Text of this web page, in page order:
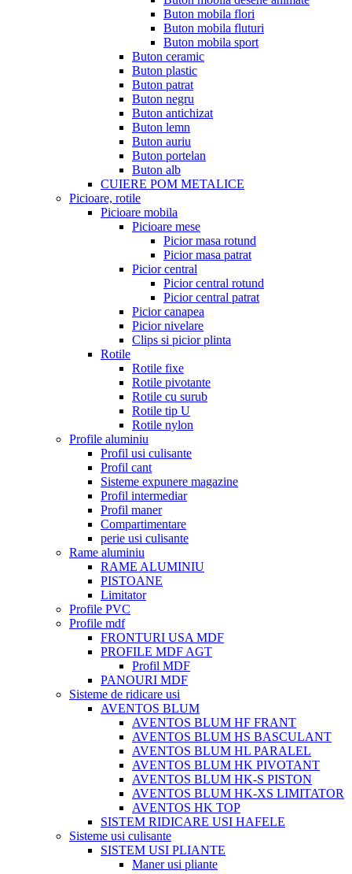
Buton mobila flori
Buton mobila fluturi
Buton mobila sport
Buton ceramic
Buton plastic
Buton patrat
Buton negru
Buton antichizat
Buton lemn
Buton auriu
Buton portelan
Buton alb
CUIERE POM METALICE
Picioare, rotile
Picioare mobila
Picioare mese
Picior masa rotund
Picior masa patrat
Picior central
Picior central rotund
Picior central patrat
Picior canapea
Picior nivelare
Clips si picior plinta
Rotile
Rotile fixe
Rotile pivotante
Rotile cu surub
Rotile tip U
Rotile nylon
Profile aluminiu
Profil usi culisante
Profil cant
Sisteme expunere magazine
Profil intermediar
Profil maner
Compartimentare
perie usi culisante
Rame aluminiu
RAME ALUMINIU
PISTOANE
Limitator
Profile PVC
Profile mdf
FRONTURI USA MDF
PROFILE MDF AGT
Profil MDF
PANOURI MDF
Sisteme de ridicare usi
AVENTOS BLUM
AVENTOS BLUM HF FRANT
AVENTOS BLUM HS BASCULANT
AVENTOS BLUM HL PARALEL
AVENTOS BLUM HK PIVOTANT
AVENTOS BLUM HK-S PISTON
AVENTOS BLUM HK-XS LIMITATOR
AVENTOS HK TOP
SISTEM RIDICARE USI HAFELE
Sisteme usi culisante
SISTEM USI PLIANTE
Maner usi pliante